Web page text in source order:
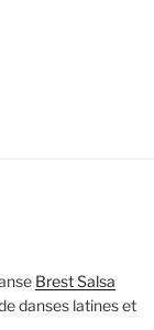
Brest Salsa
danses latines et